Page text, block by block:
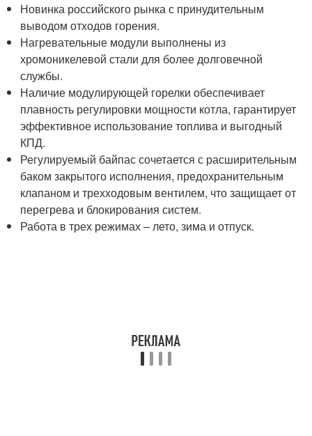
Новинка российского рынка с принудительным
выводом отходов горения.
Нагревательные модули выполнены из
хромоникелевой стали для более долговечной
службы.
Наличие модулирующей горелки обеспечивает
плавность регулировки мощности котла, гарантирует
эффективное использование топлива и выгодный
КПД.
Регулируемый байпас сочетается с расширительным
баком закрытого исполнения, предохранительным
клапаном и трехходовым вентилем, что защищает от
перегрева и блокирования систем.
Работа в трех режимах – лето, зима и отпуск.